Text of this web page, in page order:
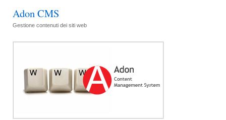
Adon CMS
Gestione contenuti dei siti web